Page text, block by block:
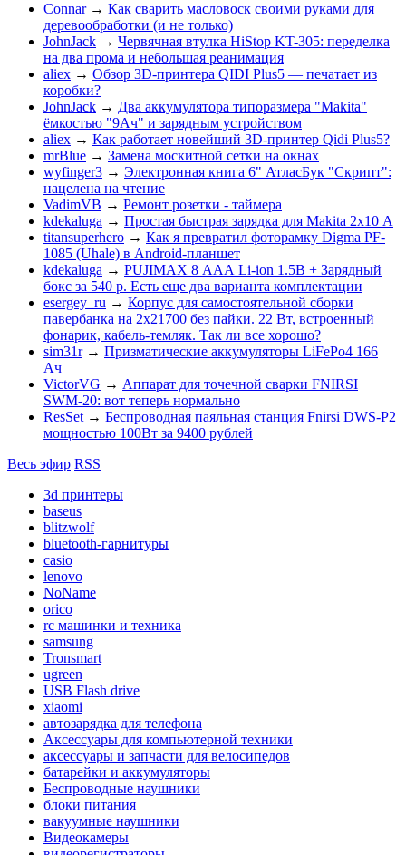
Connar → Как сварить масловоск своими руками для
деревообработки (и не только)
JohnJack → Червячная втулка HiStop KT-305: переделка
на два прома и небольшая реанимация
aliex → Обзор 3D-принтера QIDI Plus5 — печатает из
коробки?
JohnJack → Два аккумулятора типоразмера "Makita"
ёмкостью "9Ач" и зарядным устройством
aliex → Как работает новейший 3D-принтер Qidi Plus5?
mrBlue → Замена москитной сетки на окнах
wyfinger3 → Электронная книга 6" АтласБук "Скрипт":
нацелена на чтение
VadimVB → Ремонт розетки - таймера
kdekaluga → Простая быстрая зарядка для Makita 2х10 А
titansuperhero → Как я превратил фоторамку Digma PF-
1085 (Uhale) в Android-планшет
kdekaluga → PUJIMAX 8 ААА Li-ion 1.5В + Зарядный
бокс за 540 р. Есть еще два варианта комплектации
esergey_ru → Корпус для самостоятельной сборки
павербанка на 2х21700 без пайки. 22 Вт, встроенный
фонарик, кабель-темляк. Так ли все хорошо?
sim31r → Призматические аккумуляторы LiFePo4 166
Ач
VictorVG → Аппарат для точечной сварки FNIRSI
SWM-20: вот теперь нормально
ResSet → Беспроводная паяльная станция Fnirsi DWS-P2
мощностью 100Вт за 9400 рублей
Весь эфир RSS
3d принтеры
baseus
blitzwolf
bluetooth-гарнитуры
casio
lenovo
NoName
orico
rc машинки и техника
samsung
Tronsmart
ugreen
USB Flash drive
xiaomi
автозарядка для телефона
Аксессуары для компьютерной техники
аксессуары и запчасти для велосипедов
батарейки и аккумуляторы
Беспроводные наушники
блоки питания
вакуумные наушники
Видеокамеры